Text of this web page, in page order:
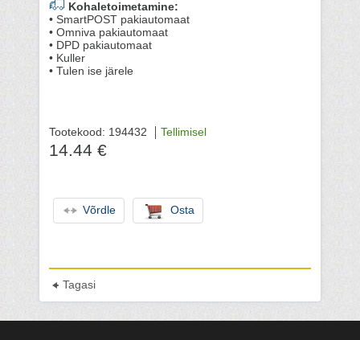
Kohaletoimetamine:
• SmartPOST pakiautomaat
• Omniva pakiautomaat
• DPD pakiautomaat
• Kuller
• Tulen ise järele
Tootekood: 194432 Tellimisel
14.44 €
Võrdle Osta
Tagasi